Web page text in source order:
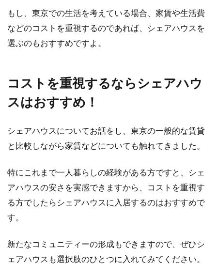
もし、東京での生活を考えている場合、家賃や生活費
などのコストを重視するのであれば、シェアハウスを
選ぶのもおすすめですよ。
コストを重視するならシェアハウ
スはおすすめ！
シェアハウスについてお話をし、東京の一般的な賃貸
と比較しながら家賃などについても触れてきました。
特にこれまで一人暮らしの経験がある方ですと、シェ
アハウスの安さを実感できますから、コストを重視す
る方でしたらシェアハウスに入居するのはおすすめで
す。
新たなコミュニティーの形成もできますので、ぜひシ
ェアハウスも選択肢のひとつに入れてみてください。